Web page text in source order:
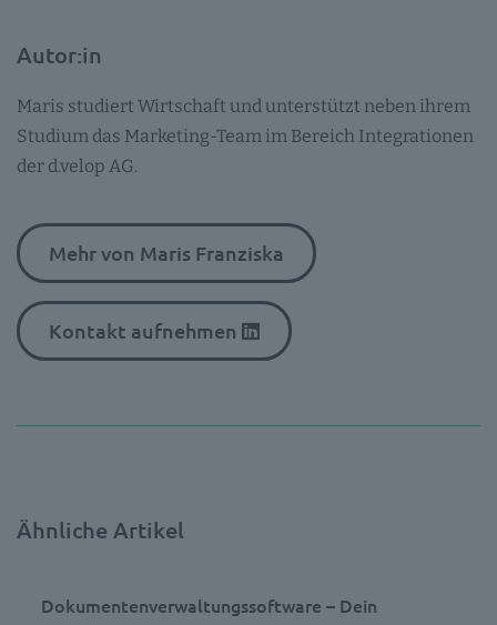
Autor:in
Maris studiert Wirtschaft und unterstützt neben ihrem
Studium das Marketing-Team im Bereich Integrationen
der d.velop AG.
Mehr von Maris Franziska
Kontakt aufnehmen
Ähnliche Artikel
Dokumentenverwaltungssoftware – Dein